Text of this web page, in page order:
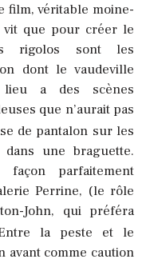
film, véritable moine-
vit que pour créer le
rigolos sont les
dont le vaudeville
lieu a des scènes
que n’aurait pas
de pantalon sur les
une braguette.
façon parfaitement
Perrine, (le rôle
John, qui préféra
la peste et le
comme caution